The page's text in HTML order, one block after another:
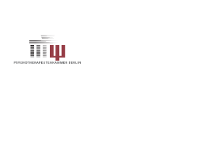
Inhalt